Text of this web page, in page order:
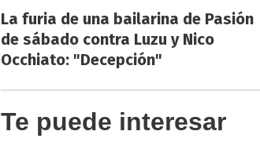
La furia de una bailarina de Pasión
de sábado contra Luzu y Nico
Occhiato: "Decepción"
Te puede interesar